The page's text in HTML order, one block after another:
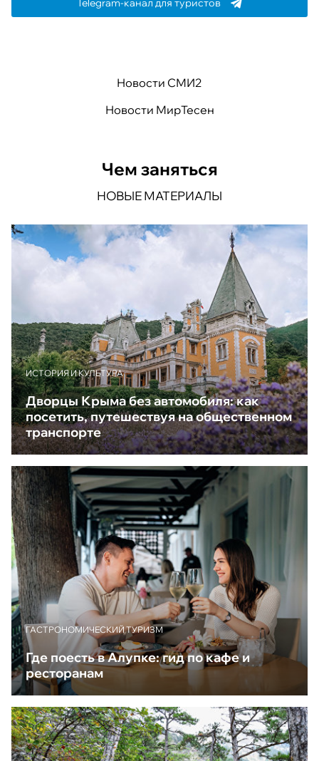
Telegram-канал для туристов
Новости СМИ2
Новости МирТесен
Чем заняться
НОВЫЕ МАТЕРИАЛЫ
ИСТОРИЯ И КУЛЬТУРА
Дворцы Крыма без автомобиля: как
посетить, путешествуя на общественном
транспорте
ГАСТРОНОМИЧЕСКИЙ ТУРИЗМ
Где поесть в Алупке: гид по кафе и
ресторанам